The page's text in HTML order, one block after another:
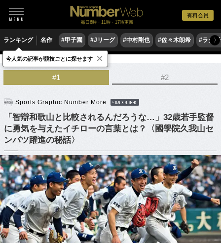
有料会員
毎日6時・11時・17時更新
ランキング 名作 #甲子園 #Jリーグ #中村剛也 #佐々木朗希 #ラグ〉
野球 高校野球
#1 #2
Sports Graphic Number More BACK NUMBER
「智辯和歌山と比較されるんだろうな…」32歳若手監督
に勇気を与えたイチローの言葉とは？〈國學院久我山セ
ンバツ躍進の秘話〉
今人気の記事が競技ごとに探せます ×